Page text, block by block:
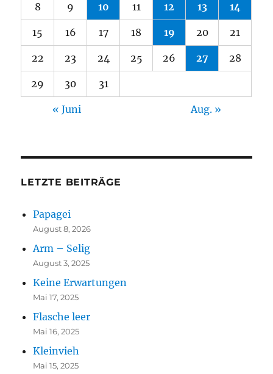
8 9 10 11 12 13 14
15 16 17 18 19 20 21
22 23 24 25 26 27 28
29 30 31
« Juni Aug. »
LETZTE BEITRÄGE
Papagei
August 8, 2026
Arm – Selig
August 3, 2025
Keine Erwartungen
Mai 17, 2025
Flasche leer
Mai 16, 2025
Kleinvieh
Mai 15, 2025